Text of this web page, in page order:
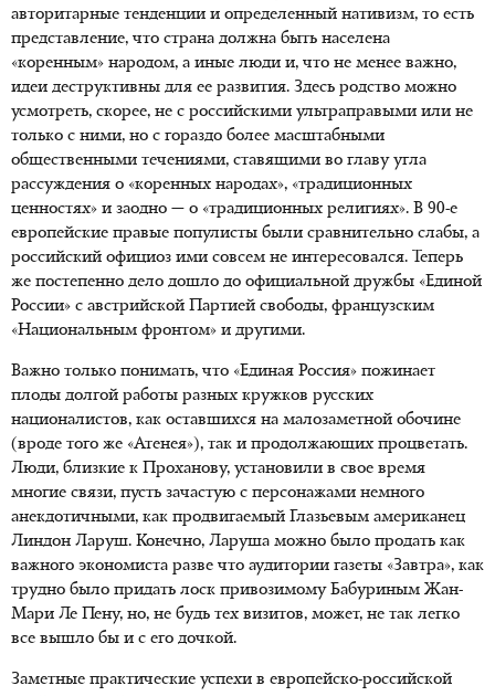
авторитарные тенденции и определенный нативизм, то есть
представление, что страна должна быть населена
«коренным» народом, а иные люди и, что не менее важно,
идеи деструктивны для ее развития. Здесь родство можно
усмотреть, скорее, не с российскими ультраправыми или не
только с ними, но с гораздо более масштабными
общественными течениями, ставящими во главу угла
рассуждения о «коренных народах», «традиционных
ценностях» и заодно — о «традиционных религиях». В 90-е
европейские правые популисты были сравнительно слабы, а
российский официоз ими совсем не интересовался. Теперь
же постепенно дело дошло до официальной дружбы «Единой
России» с австрийской Партией свободы, французским
«Национальным фронтом» и другими.
Важно только понимать, что «Единая Россия» пожинает
плоды долгой работы разных кружков русских
националистов, как оставшихся на малозаметной обочине
(вроде того же «Атенея»), так и продолжающих процветать.
Люди, близкие к Проханову, установили в свое время
многие связи, пусть зачастую с персонажами немного
анекдотичными, как продвигаемый Глазьевым американец
Линдон Ларуш. Конечно, Ларуша можно было продать как
важного экономиста разве что аудитории газеты «Завтра», как
трудно было придать лоск привозимому Бабуриным Жан-
Мари Ле Пену, но, не будь тех визитов, может, не так легко
все вышло бы и с его дочкой.
Заметные практические успехи в европейско-российской